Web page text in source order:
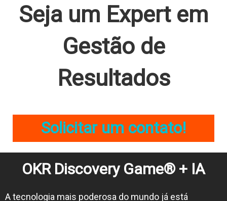
Seja um Expert em
Gestão de
Resultados
Solicitar um contato!
OKR Discovery Game® + IA
A tecnologia mais poderosa do mundo já está